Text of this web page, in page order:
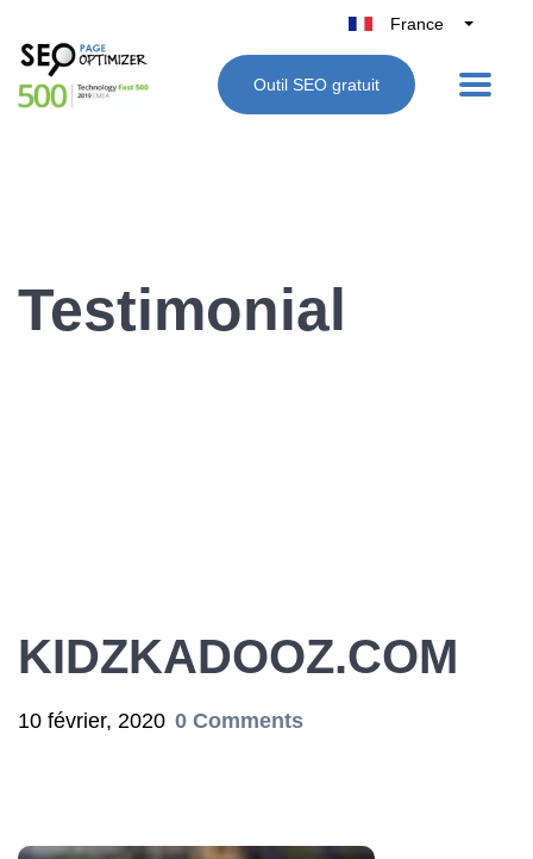
France
Belgique
België
Outil SEO gratuit
Testimonial
KIDZKADOOZ.COM
10 février, 2020 0 Comments